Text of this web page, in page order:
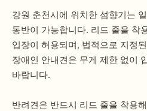
강원 춘천시에 위치한 섬향기는
동반이 가능합니다. 리드 줄을 착
입장이 허용되며, 법적으로 지정
장애인 안내견은 무게 제한 없이
바랍니다.
반려견은 반드시 리드 줄을 착용